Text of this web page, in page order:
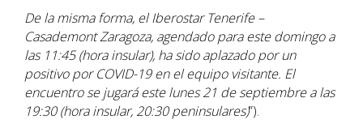
De la misma forma, el Iberostar Tenerife –
Casademont Zaragoza, agendado para este domingo a
las 11:45 (hora insular), ha sido aplazado por un
positivo por COVID-19 en el equipo visitante. El
encuentro se jugará este lunes 21 de septiembre a las
19:30 (hora insular, 20:30 peninsulares)”).